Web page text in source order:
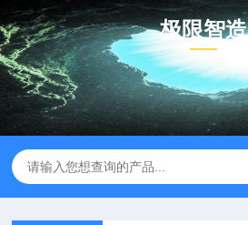
极限智造
PRODUCT